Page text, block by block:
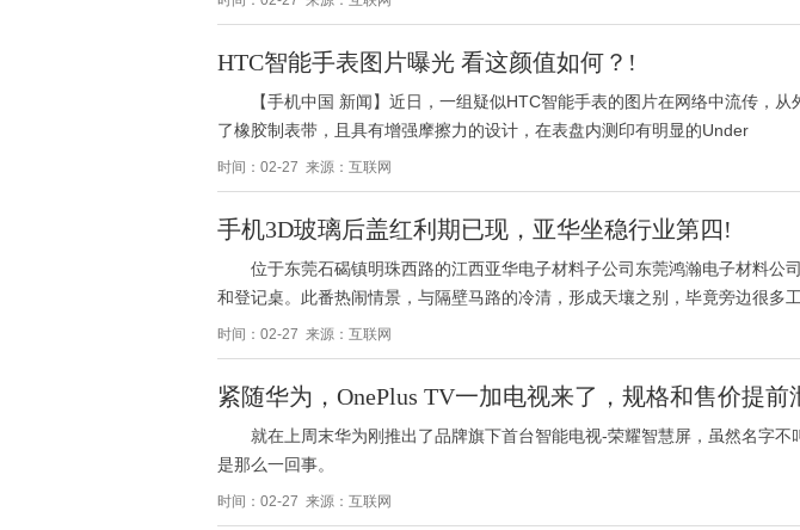
HTC智能手表图片曝光 看这颜值如何？!
【手机中国 新闻】近日，一组疑似HTC智能手表的图片在网络中流传，从
了橡胶制表带，且具有增强摩擦力的设计，在表盘内测印有明显的Under
时间：02-27 来源：互联网
手机3D玻璃后盖红利期已现，亚华坐稳行业第四!
位于东莞石碣镇明珠西路的江西亚华电子材料子公司东莞鸿瀚电子材料公
和登记桌。此番热闹情景，与隔壁马路的冷清，形成天壤之别，毕竟旁边很多
时间：02-27 来源：互联网
紧随华为，OnePlus TV一加电视来了，规格和售价提前
就在上周末华为刚推出了品牌旗下首台智能电视-荣耀智慧屏，虽然名字不
是那么一回事。
时间：02-27 来源：互联网